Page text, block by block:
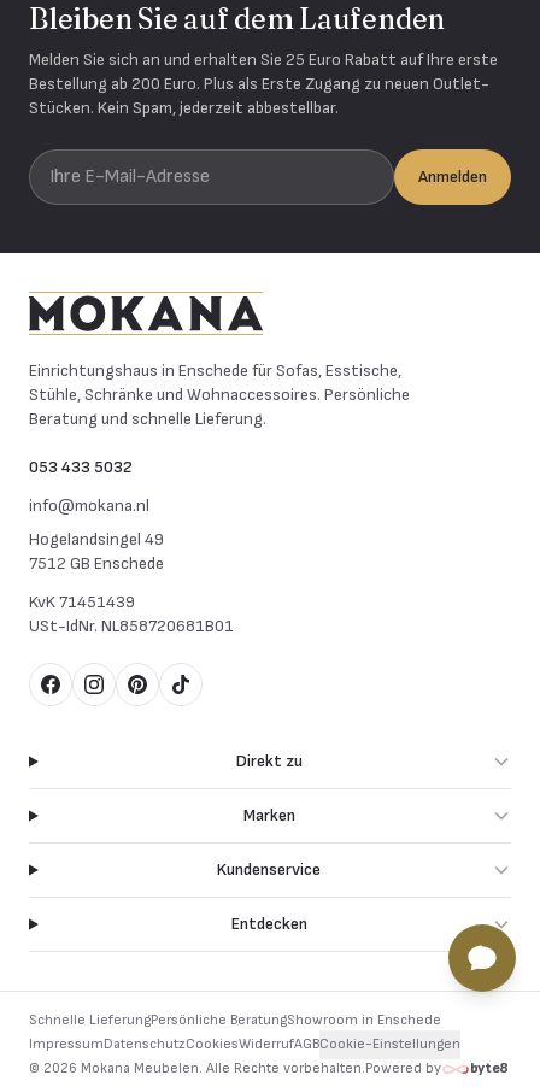
Bleiben Sie auf dem Laufenden
Melden Sie sich an und erhalten Sie 25 Euro Rabatt auf Ihre erste
Bestellung ab 200 Euro. Plus als Erste Zugang zu neuen Outlet-
Stücken. Kein Spam, jederzeit abbestellbar.
Ihre E-Mail-Adresse
Anmelden
Einrichtungshaus in Enschede für Sofas, Esstische,
Stühle, Schränke und Wohnaccessoires. Persönliche
Beratung und schnelle Lieferung.
053 433 5032
info@mokana.nl
Hogelandsingel 49
7512 GB Enschede
KvK71451439
USt-IdNr. NL858720681B01
FacebookInstagram
Pinterest
TikTok
Direkt zu
Marken
Kundenservice
Entdecken
Schnelle LieferungPersönliche BeratungShowroom in Enschede
ImpressumDatenschutzCookiesWiderrufAGBCookie-Einstellungen
© 2026 Mokana Meubelen. Alle Rechte vorbehalten.Powered by byte8